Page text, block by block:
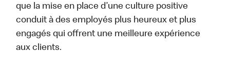
que la mise en place d’une culture positive
conduit à des employés plus heureux et plus
engagés qui offrent une meilleure expérience
aux clients.